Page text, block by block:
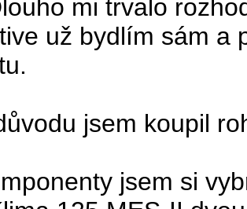
mi trvalo
už bydlím sám a
jsem koupil
jsem si